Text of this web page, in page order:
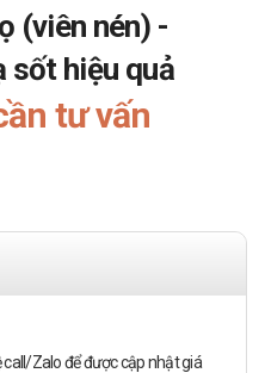
(viên nén) -
sốt hiệu quả
tư vấn
call/Zalo để được cập nhật giá